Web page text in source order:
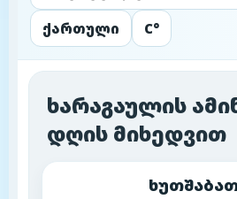
ქართული C°
ხარაგაულის
დღის მიხედვით